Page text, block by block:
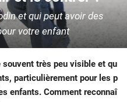
et qui peut avoir des
votre enfant
très peu visible et qu
particulièrement pour les p
enfants. Comment reconnaî